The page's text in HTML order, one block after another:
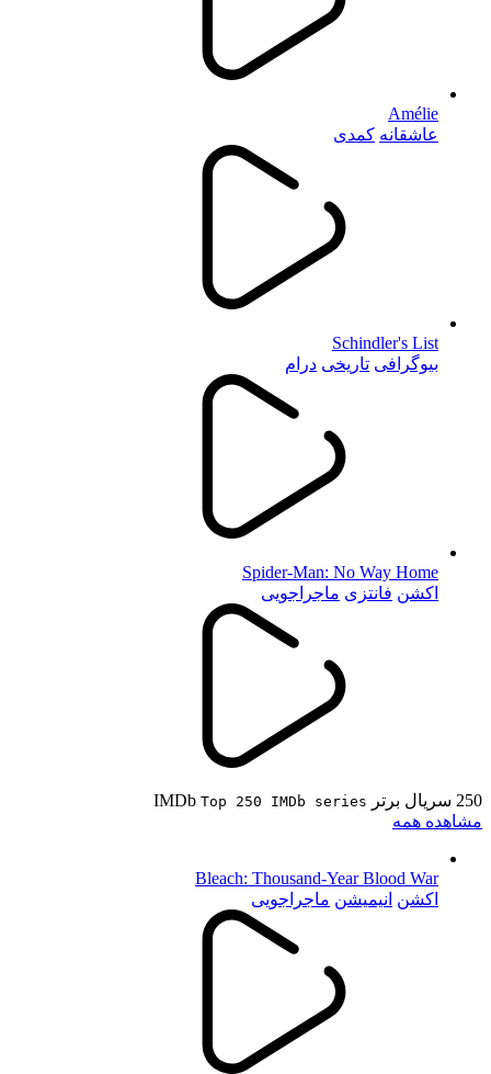
Amélie
عاشقانه کمدی
Schindler's List
بیوگرافی تاریخی درام
Spider-Man: No Way Home
اکشن فانتزی ماجراجویی
250 سریال برتر IMDb Top 250 IMDb series
مشاهده همه
Bleach: Thousand-Year Blood War
اکشن انیمیشن ماجراجویی